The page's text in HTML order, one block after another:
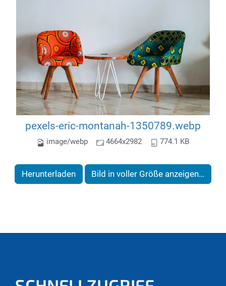
pexels-eric-montanah-1350789.webp
image/webp 4664x2982 774.1 KB
Herunterladen Bild in voller Größe anzeigen…